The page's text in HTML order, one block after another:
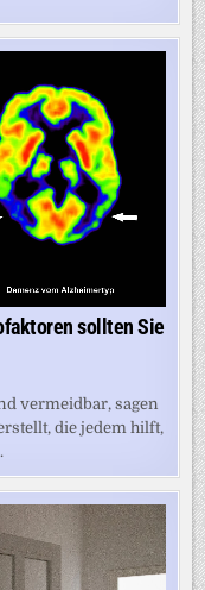
sollten Sie
vermeidbar, sagen
die jedem hilft,